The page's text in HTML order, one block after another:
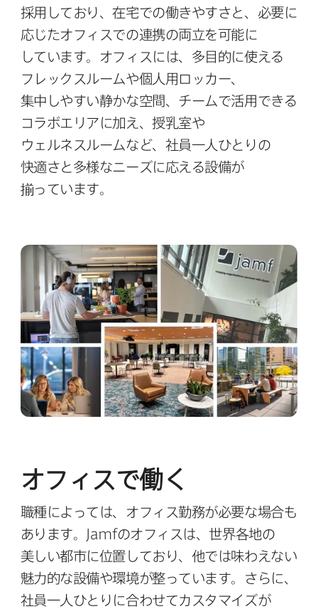
採用しており、​在宅での​働きやすさと、​必要に​
応じた​オフィスでの​連携の​両立を​可能に​
しています。​オフィスには、​多目的に​使える​
フレックスルームや​個人用ロッカー、​
集中しやすい​静かな​空間、​チームで​活用できる​
コラボエリアに​加え、​授乳室や​
ウェルネスルームなど、​社員一人​ひとりの​
快適さと​多様な​ニーズに​応える​設備が​
揃っています。
オフィスで​働く
職種に​よっては、​オフィス勤務が​必要な​場合も​
あります。
Jamfの​オフィスは、​世界各地の​
美しい​都市に​位置しており、​他では​味わえない​
魅力的な​設備や​環境が​整っています。​さらに、​
社員一人​ひとりに​合わせて​カスタマイズが​